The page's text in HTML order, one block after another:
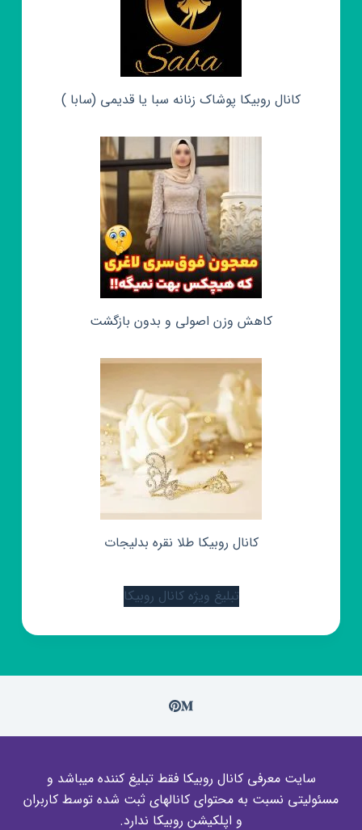
کانال روبیکا پوشاک زنانه سبا یا قدیمی (سابا )
کاهش وزن اصولی و بدون بازگشت
کانال روبیکا طلا نقره بدلیجات
تبلیغ ویژه کانال روبیکا
سایت معرفی کانال روبیکا فقط تبلیغ کننده میباشد و
مسئولیتی نسبت به محتوای کانالهای ثبت شده توسط کاربران
و اپلکیشن روبیکا ندارد.